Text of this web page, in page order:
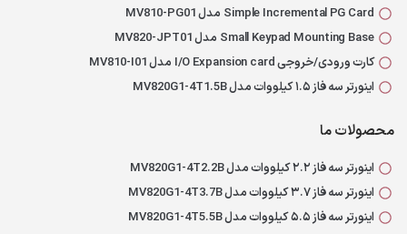
Simple Incremental PG Card مدل MV810-PG01
Small Keypad Mounting Base مدل MV820-JPT01
کارت ورودی/خروجی I/O Expansion card مدل MV810-I01
اینورتر سه فاز ۱.۵ کیلووات مدل MV820G1-4T1.5B
محصولات ما
اینورتر سه فاز ۲.۲ کیلووات مدل MV820G1-4T2.2B
اینورتر سه فاز ۳.۷ کیلووات مدل MV820G1-4T3.7B
اینورتر سه فاز ۵.۵ کیلووات مدل MV820G1-4T5.5B